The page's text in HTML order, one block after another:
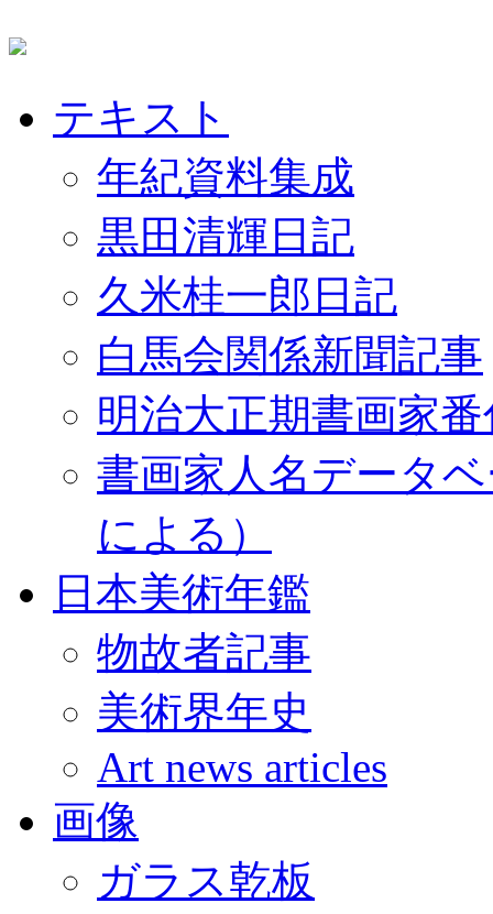
テキスト
年紀資料集成
黒田清輝日記
久米桂一郎日記
白馬会関係新聞記事
明治大正期書画家
書画家人名データ
による）
日本美術年鑑
物故者記事
美術界年史
Art news articles
画像
ガラス乾板